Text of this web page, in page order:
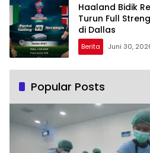
Haaland Bidik
Turun Full
di Dallas
Berita Juni 30,
Popular Posts